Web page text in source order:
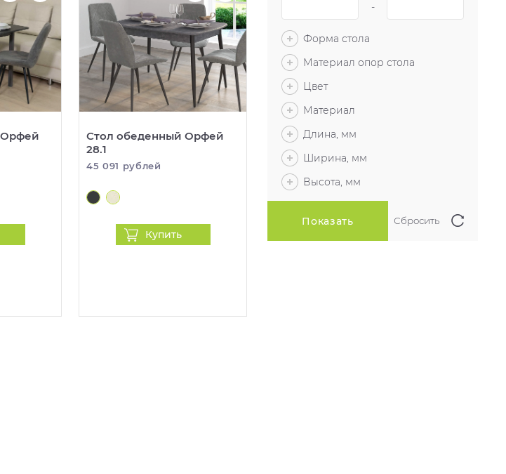
-
Форма стола
Материал опор стола
Цвет
Материал
Длина, мм
Ширина, мм
Высота, мм
Стол обеденный Орфей
28.1
45 091 рублей
Купить